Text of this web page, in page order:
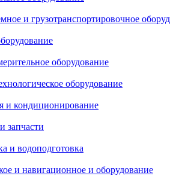
и грузотранспортировочное
оборудование
оборудование
и кондиционирование
запчасти
и водоподготовка
и навигационное и оборудование